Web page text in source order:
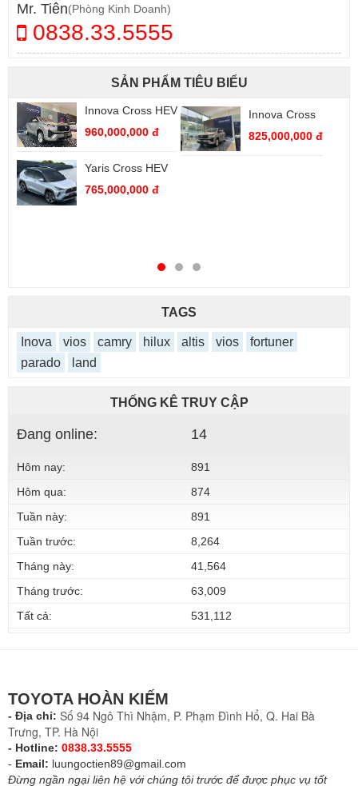
Mr. Tiên(Phòng Kinh Doanh)
0838.33.5555
SẢN PHẨM TIÊU BIỂU
Innova Cross HEV
960,000,000 đ
Innova Cross
825,000,000 đ
Yaris Cross HEV
765,000,000 đ
TAGS
Inova vios camry hilux altis vios
fortuner
parado
land
THỐNG KÊ TRUY CẬP
Đang online: 14
Hôm nay:
891
Hôm qua:
874
Tuần này:
891
Tuần trước:
8,264
Tháng này:
41,564
Tháng trước:
63,009
Tất cả:
531,112
TOYOTA HOÀN KIẾM
- Địa chỉ: Số 94 Ngô Thì Nhậm, P. Phạm Đình Hổ, Q. Hai Bà
Trưng, TP. Hà Nội
- Hotline: 0838.33.5555
- Email: luungoctien89@gmail.com
Đừng ngần ngại liên hệ với chúng tôi trước để được phục vụ tốt